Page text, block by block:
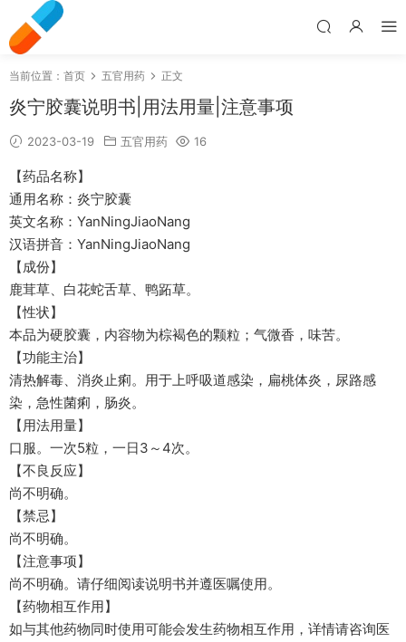
当前位置： 首页 五官用药 正文
炎宁胶囊说明书|用法用量|注意事项
2023-03-19 五官用药 16
【药品名称】
通用名称：炎宁胶囊
英文名称：YanNingJiaoNang
汉语拼音：YanNingJiaoNang
【成份】
鹿茸草、白花蛇舌草、鸭跖草。
【性状】
本品为硬胶囊，内容物为棕褐色的颗粒；气微香，味苦。
【功能主治】
清热解毒、消炎止痢。用于上呼吸道感染，扁桃体炎，尿路感
染，急性菌痢，肠炎。
【用法用量】
口服。一次5粒，一日3～4次。
【不良反应】
尚不明确。
【禁忌】
尚不明确。
【注意事项】
尚不明确。请仔细阅读说明书并遵医嘱使用。
【药物相互作用】
如与其他药物同时使用可能会发生药物相互作用，详情请咨询医